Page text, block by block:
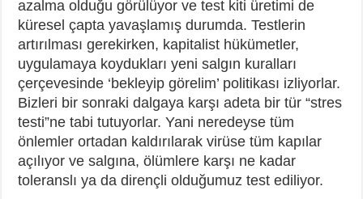
azalma olduğu görülüyor ve test kiti üretimi de
küresel çapta yavaşlamış durumda. Testlerin
artırılması gerekirken, kapitalist hükümetler,
uygulamaya koydukları yeni salgın kuralları
çerçevesinde ‘bekleyip görelim’ politikası izliyorlar.
Bizleri bir sonraki dalgaya karşı adeta bir tür “stres
testi”ne tabi tutuyorlar. Yani neredeyse tüm
önlemler ortadan kaldırılarak virüse tüm kapılar
açılıyor ve salgına, ölümlere karşı ne kadar
toleranslı ya da dirençli olduğumuz test ediliyor.